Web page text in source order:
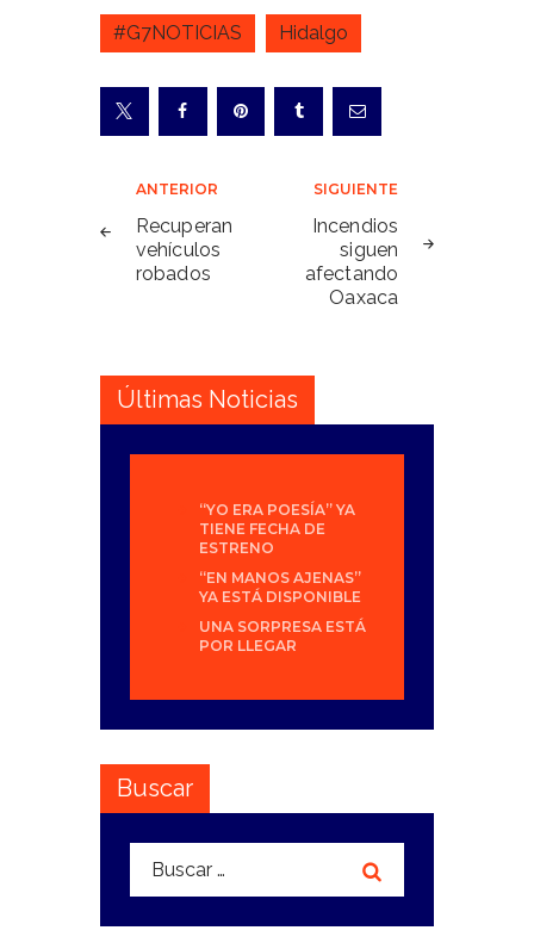
#G7NOTICIAS Hidalgo
Navegación
de
entradas
ANTERIOR
Recuperan
vehículos
robados
SIGUIENTE
Incendios
siguen
afectando
Oaxaca
Últimas Noticias
“YO ERA POESÍA” YA
TIENE FECHA DE
ESTRENO
“EN MANOS AJENAS”
YA ESTÁ DISPONIBLE
UNA SORPRESA ESTÁ
POR LLEGAR
Buscar
Buscar: